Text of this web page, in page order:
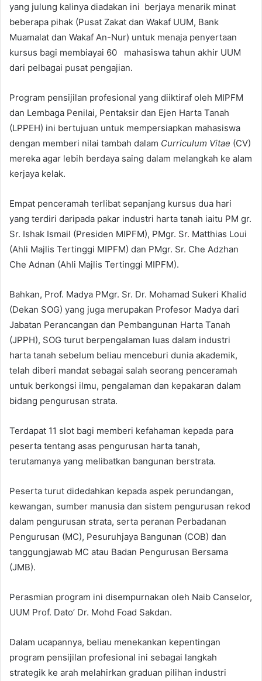
yang julung kalinya diadakan ini berjaya menarik minat
beberapa pihak (Pusat Zakat dan Wakaf UUM, Bank
Muamalat dan Wakaf An-Nur) untuk menaja penyertaan
kursus bagi membiayai 60 mahasiswa tahun akhir UUM
dari pelbagai pusat pengajian.
Program pensijilan profesional yang diiktiraf oleh MIPFM
dan Lembaga Penilai, Pentaksir dan Ejen Harta Tanah
(LPPEH) ini bertujuan untuk mempersiapkan mahasiswa
dengan memberi nilai tambah dalam Curriculum Vitae (CV)
mereka agar lebih berdaya saing dalam melangkah ke alam
kerjaya kelak.
Empat penceramah terlibat sepanjang kursus dua hari
yang terdiri daripada pakar industri harta tanah iaitu PM gr.
Sr. Ishak Ismail (Presiden MIPFM), PMgr. Sr. Matthias Loui
(Ahli Majlis Tertinggi MIPFM) dan PMgr. Sr. Che Adzhan
Che Adnan (Ahli Majlis Tertinggi MIPFM).
Bahkan, Prof. Madya PMgr. Sr. Dr. Mohamad Sukeri Khalid
(Dekan SOG) yang juga merupakan Profesor Madya dari
Jabatan Perancangan dan Pembangunan Harta Tanah
(JPPH), SOG turut berpengalaman luas dalam industri
harta tanah sebelum beliau menceburi dunia akademik,
telah diberi mandat sebagai salah seorang penceramah
untuk berkongsi ilmu, pengalaman dan kepakaran dalam
bidang pengurusan strata.
Terdapat 11 slot bagi memberi kefahaman kepada para
peserta tentang asas pengurusan harta tanah,
terutamanya yang melibatkan bangunan berstrata.
Peserta turut didedahkan kepada aspek perundangan,
kewangan, sumber manusia dan sistem pengurusan rekod
dalam pengurusan strata, serta peranan Perbadanan
Pengurusan (MC), Pesuruhjaya Bangunan (COB) dan
tanggungjawab MC atau Badan Pengurusan Bersama
(JMB).
Perasmian program ini disempurnakan oleh Naib Canselor,
UUM Prof. Dato’ Dr. Mohd Foad Sakdan.
Dalam ucapannya, beliau menekankan kepentingan
program pensijilan profesional ini sebagai langkah
strategik ke arah melahirkan graduan pilihan industri